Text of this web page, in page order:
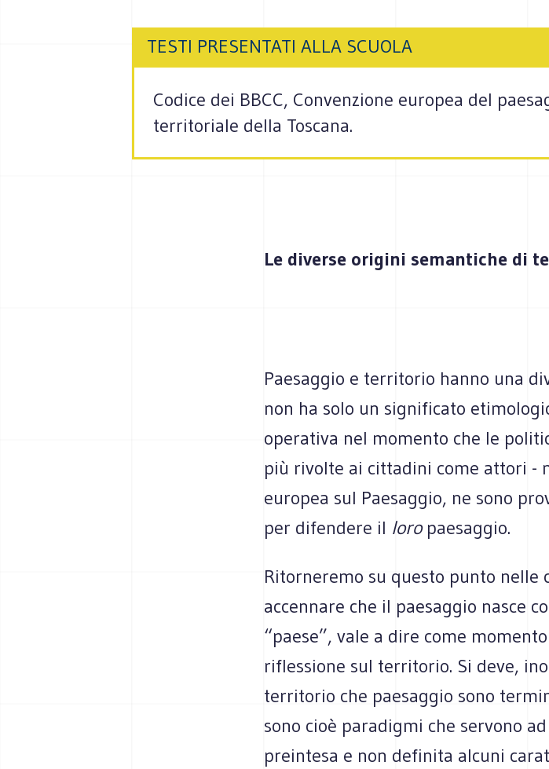
TESTI PRESENTATI ALLA SCUOLA
Codice dei BBCC, Convenzione europea del
territoriale della Toscana.
Le diverse origini semantiche di
Paesaggio e territorio hanno una
non ha solo un significato
operativa nel momento che le
più rivolte ai cittadini come attori -
europea sul Paesaggio, ne sono
per difendere il loropaesaggio.
Ritorneremo su questo punto nelle
accennare che il paesaggio nasce
“paese”, vale a dire come
riflessione sul territorio. Si deve,
territorio che paesaggio sono
sono cioè paradigmi che servono
preintesa e non definita alcuni